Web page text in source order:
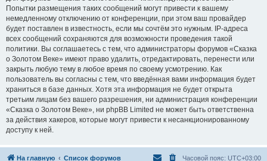
Попытки размещения таких сообщений могут привести к вашему
немедленному отключению от конференции, при этом ваш провайдер
будет поставлен в известность, если мы сочтём это нужным. IP-адреса
всех сообщений сохраняются для возможности проведения такой
политики. Вы соглашаетесь с тем, что администраторы форумов «Сказка
о Золотом Веке» имеют право удалить, отредактировать, перенести или
закрыть любую тему в любое время по своему усмотрению. Как
пользователь вы согласны с тем, что введённая вами информация будет
храниться в базе данных. Хотя эта информация не будет открыта
третьим лицам без вашего разрешения, ни администрация конференции
«Сказка о Золотом Веке», ни phpBB Limited не может быть ответственна
за действия хакеров, которые могут привести к несанкционированному
доступу к ней.
На главную Список форумов Часовой пояс: UTC+03:00